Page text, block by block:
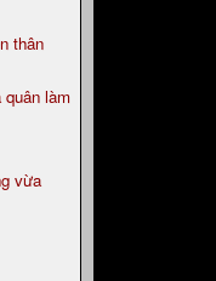
thân
quân làm
vừa